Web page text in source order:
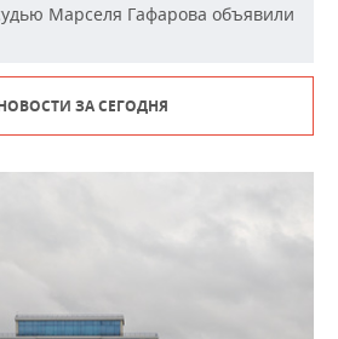
Марселя Гафарова объявили
ЗА СЕГОДНЯ